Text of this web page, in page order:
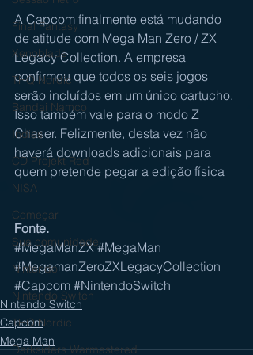
Final Fantasy
Xenoblade
THQ Nordic
Bandai Namco
Indies
CD Projekt Red
NISA
Começar
Sua comunidade
Nintendo
Nintendo Switch
THQ Nordic
Darksiders Warmastered
A Capcom finalmente está mudando
de atitude com Mega Man Zero / ZX
Legacy Collection. A empresa
confirmou que todos os seis jogos
serão incluídos em um único cartucho.
Isso também vale para o modo Z
Chaser. Felizmente, desta vez não
haverá downloads adicionais para
quem pretende pegar a edição física
Fonte.
#MegaManZX #MegaMan
#MegamanZeroZXLegacyCollection
#Capcom #NintendoSwitch
Nintendo Switch
Capcom
Mega Man